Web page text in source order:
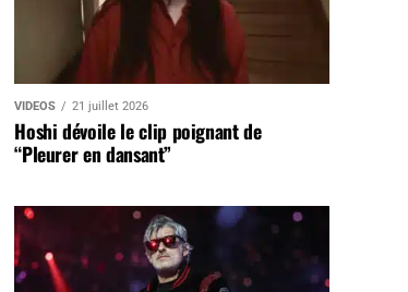
VIDEOS 21 juillet 2026
Hoshi dévoile le clip poignant de
“Pleurer en dansant”